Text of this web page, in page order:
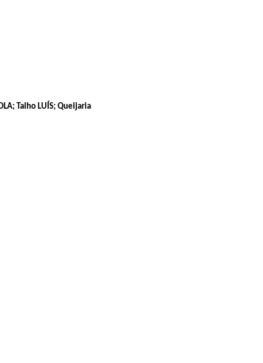
Talho LUÍS; Queijaria